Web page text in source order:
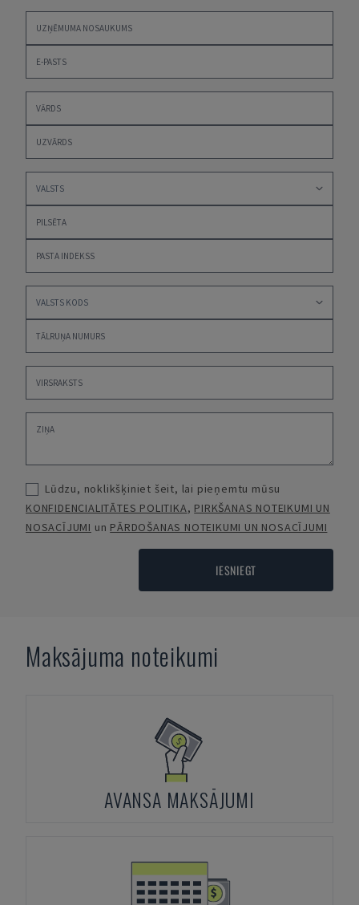
Lūdzu, noklikšķiniet šeit, lai pieņemtu mūsu
KONFIDENCIALITĀTES POLITIKA, PIRKŠANAS NOTEIKUMI UN
NOSACĪJUMI un PĀRDOŠANAS NOTEIKUMI UN NOSACĪJUMI
IESNIEGT
Maksājuma noteikumi
AVANSA MAKSĀJUMI